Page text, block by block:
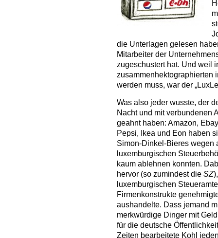
die Unterlagen gelesen
Mitarbeiter der
zugeschustert hat. Und weil
zusammenhektographierten
werden muss, war der
Was also jeder wusste, der
Nacht und mit verbundenen
geahnt haben: Amazon,
Pepsi, Ikea und Eon haben
Simon-Dinkel-Bieres wegen
luxemburgischen
kaum ablehnen konnten.
hervor (so zumindest die SZ
luxemburgischen
Firmenkonstrukte
aushandelte. Dass jemand
merkwürdige Dinger mit
für die deutsche
Zeiten bearbeitete Kohl